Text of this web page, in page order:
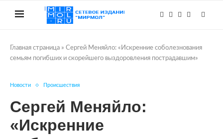
Главная страница » Сергей Меняйло: «Искренние соболезнования
семьям погибших и скорейшего выздоровления пострадавшим»
Новости Происшествия
Сергей Меняйло:
«Искренние